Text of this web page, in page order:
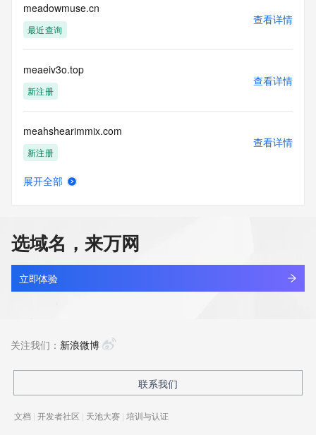
meadowmuse.cn
最近查询
查看详情
meaeiv3o.top
新注册
查看详情
meahshearimmix.com
新注册
查看详情
mealpick.me
最近查询
查看详情
新注册
展开全部
选域名，来万网
立即体验
关注我们： 新浪微博
联系我们
文档 | 开发者社区 | 天池大赛 | 培训与认证